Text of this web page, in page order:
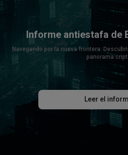
Informe antiestafa de
Navegando por la nueva frontera:
panorama
Leer el